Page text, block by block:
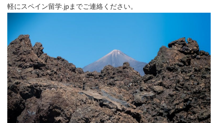
軽にスペイン留学.jpまでご連絡ください。